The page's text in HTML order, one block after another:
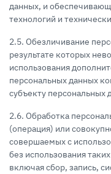
данных, и
технологий и
2.5. Обезличивание
результате которых
использования
персональных данных
субъекту персональных
2.6. Обработка
(операция) или
совершаемых с
без использования
включая сбор, запись,